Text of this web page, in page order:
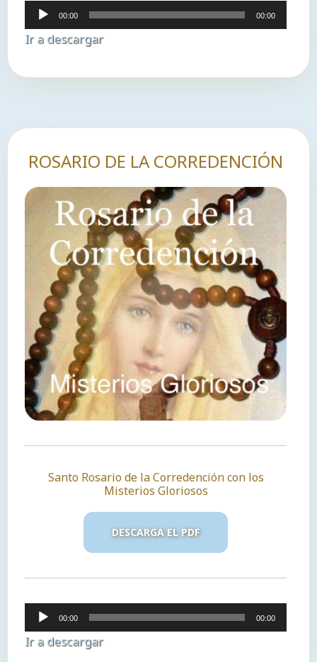
Reproductor
de
audio
00:00 00:00
Ir a descargar
ROSARIO DE LA CORREDENCIÓN
Santo Rosario de la Corredención con los
Misterios Gloriosos
DESCARGA EL PDF
Reproductor
de
audio
00:00 00:00
Ir a descargar